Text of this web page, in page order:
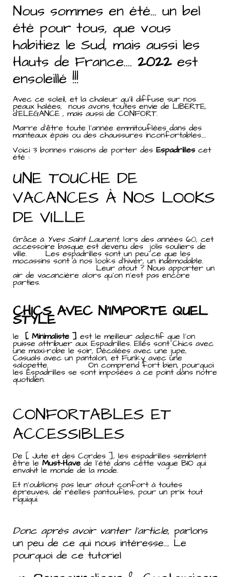
Nous sommes en été… un bel
été pour tous, que vous
habitiez le Sud, mais aussi les
Hauts de France…. 2022est
ensoleillé !!!
Avec ce soleil, et la chaleur qu’il diffuse sur nos
peaux halées, nous avons toutes envie de LIBERTE,
d’ELEGANCE , mais aussi de CONFORT.
Marre d’être toute l’année emmitouflées dans des
manteaux épais ou des chaussures inconfortables….
Voici 3 bonnes raisons de porter des Espadrilles cet
été :
UNE TOUCHE DE
VACANCES À NOS LOOKS
DE VILLE
Grâce à Yves Saint Laurent, lors des années 60, cet
accessoire basque est devenu des jolis souliers de
ville. Les espadrilles sont un peu ce que les
mocassins sont à nos looks d’hiver, un indémodable.
Leur atout ? Nous apporter un
air de vacancière alors qu’on n’est pas encore
parties.
CHICS AVEC N’IMPORTE QUEL
STYLE
le [ Minimaliste ] est le meilleur adjectif que l’on
puisse attribuer aux Espadrilles. Elles sont Chics avec
une maxi-robe le soir, Décalées avec une jupe,
Casuals avec un pantalon, et Funky avec une
salopette. On comprend fort bien, pourquoi
les Espadrilles se sont imposées à ce point dans notre
quotidien.
CONFORTABLES ET
ACCESSIBLES
De [ Jute et des Cordes ], les espadrilles semblent
être le Must-Have de l’été dans cette vague BIO qui
envahit le monde de la mode.
Et n’oublions pas leur atout confort à toutes
épreuves, de réelles pantoufles, pour un prix tout
riquiqui.
Donc après avoir vanter l’article, parlons
un peu de ce qui nous intéresse…. Le
pourquoi de ce tutoriel